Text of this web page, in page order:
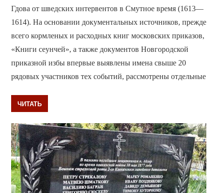
Гдова от шведских интервентов в Смутное время (1613—
1614). На основании документальных источников, прежде
всего кормленых и расходных книг московских приказов,
«Книги сеунчей», а также документов Новгородской
приказной избы впервые выявлены имена свыше 20
рядовых участников тех событий, рассмотрены отдельные
ЧИТАТЬ